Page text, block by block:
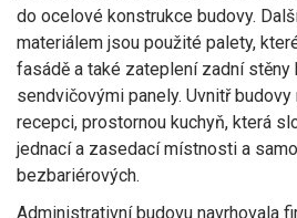
do ocelové konstrukce budovy.
materiálem jsou použité palety,
fasádě a také zateplení zadní
sendvičovými panely. Uvnitř
recepci, prostornou kuchyň, která
jednací a zasedací místnosti a
bezbariérových.
Administrativní budovu navrhovala